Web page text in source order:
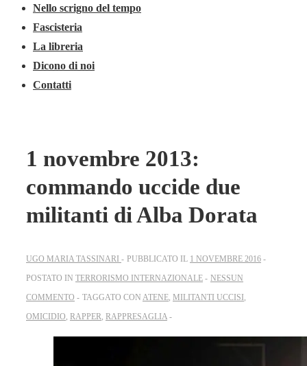
Nello scrigno del tempo
Fascisteria
La libreria
Dicono di noi
Contatti
1 novembre 2013:
commando uccide due
militanti di Alba Dorata
UGO MARIA TASSINARI PUBBLICATO IL 1 NOVEMBRE 2016
POSTATO IN TERRORISMO INTERNAZIONALE
NESSUN
COMMENTO
TAGGATO CON ATENE MILITANTI UCCISI
OMICIDIO RAPPER RAPPRESAGLIA